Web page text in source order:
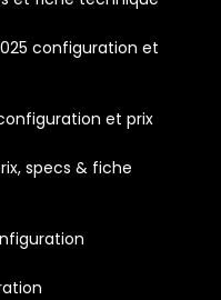
configuration et
et prix
specs & fiche